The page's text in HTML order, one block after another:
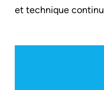
et technique